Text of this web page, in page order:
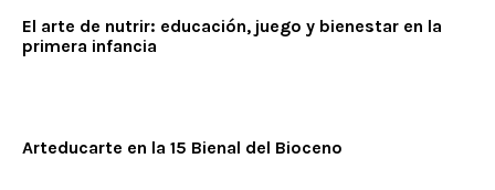
El arte de nutrir: educación, juego y bienestar en la
primera infancia
Arteducarte en la 15 Bienal del Bioceno